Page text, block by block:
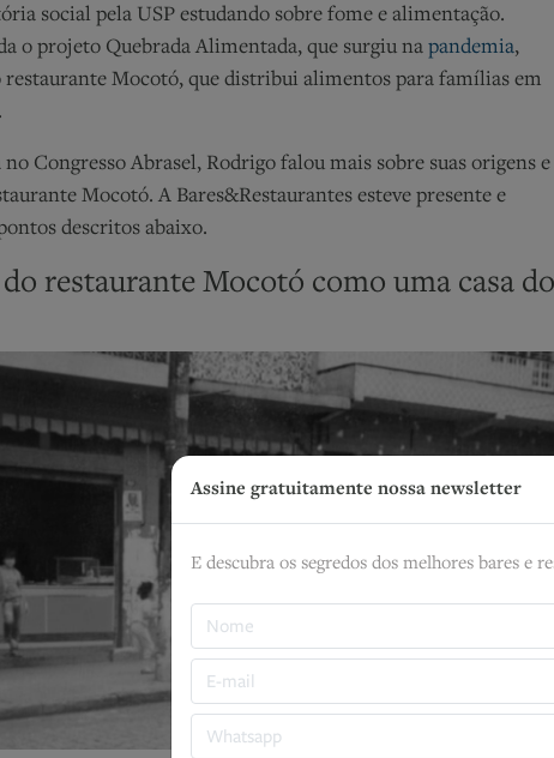
social pela USP estudando sobre fome e alimentação.
o projeto Quebrada Alimentada, que surgiu na pandemia,
restaurante Mocotó, que distribui alimentos para famílias em
no Congresso Abrasel, Rodrigo falou mais sobre suas origens e
Mocotó. A Bares&Restaurantes esteve presente e
descritos abaixo.
restaurante Mocotó como uma casa do
Assine gratuitamente nossa newsletter
E descubra os segredos dos melhores bares e